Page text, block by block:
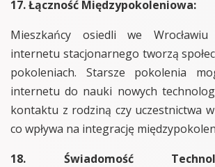
17. Łączność Międzypokoleniowa:
Mieszkańcy osiedli we
internetu stacjonarnego tworzą
pokoleniach. Starsze pokolenia
internetu do nauki nowych
kontaktu z rodziną czy uczestnictwa
co wpływa na integrację
18. Świadomość